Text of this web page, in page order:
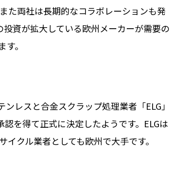
た両社は長期的なコラボレーションも発
資が拡大している欧州メーカーが需要の
。
レスと合金スクラップ処理業者「ELG」
を得て正式に決定したようです。ELGは
クル業者としても欧州で大手です。